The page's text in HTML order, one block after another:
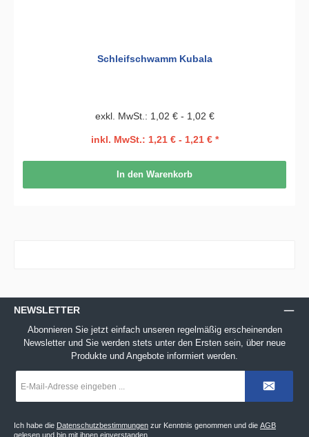
Schleifschwamm Kubala
exkl. MwSt.: 1,02 € - 1,02 €
inkl. MwSt.: 1,21 € - 1,21 € *
In den Warenkorb
NEWSLETTER
Abonnieren Sie jetzt einfach unseren regelmäßig erscheinenden
Newsletter und Sie werden stets unter den Ersten sein, über neue
Produkte und Angebote informiert werden.
Mail-
Ich habe die Datenschutzbestimmungen zur Kenntnis genommen und die AGB
gelesen und bin mit ihnen einverstanden.